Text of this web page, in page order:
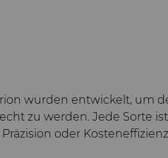
wurden entwickelt, um
zu werden. Jede Sorte
oder